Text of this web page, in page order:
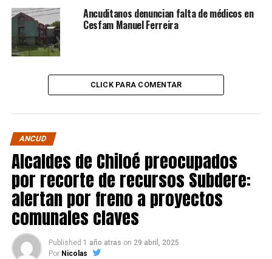
Ancuditanos denuncian falta de médicos en
Cesfam Manuel Ferreira
CLICK PARA COMENTAR
ANCUD
Alcaldes de Chiloé preocupados
por recorte de recursos Subdere:
alertan por freno a proyectos
comunales claves
Published 1 año atras on 29 abril, 2025
Por Nicolas